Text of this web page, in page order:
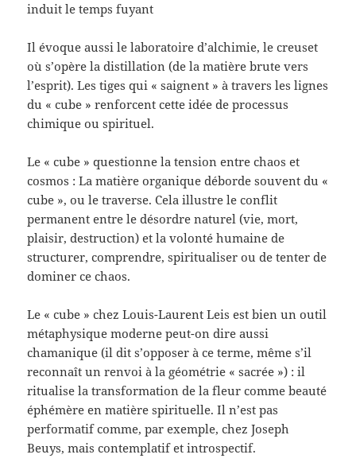
induit le temps fuyant
Il évoque aussi le laboratoire d’alchimie, le creuset
où s’opère la distillation (de la matière brute vers
l’esprit). Les tiges qui « saignent » à travers les lignes
du « cube » renforcent cette idée de processus
chimique ou spirituel.
Le « cube » questionne la tension entre chaos et
cosmos : La matière organique déborde souvent du «
cube », ou le traverse. Cela illustre le conflit
permanent entre le désordre naturel (vie, mort,
plaisir, destruction) et la volonté humaine de
structurer, comprendre, spiritualiser ou de tenter de
dominer ce chaos.
Le « cube » chez Louis-Laurent Leis est bien un outil
métaphysique moderne peut-on dire aussi
chamanique (il dit s’opposer à ce terme, même s’il
reconnaît un renvoi à la géométrie « sacrée ») : il
ritualise la transformation de la fleur comme beauté
éphémère en matière spirituelle. Il n’est pas
performatif comme, par exemple, chez Joseph
Beuys, mais contemplatif et introspectif.